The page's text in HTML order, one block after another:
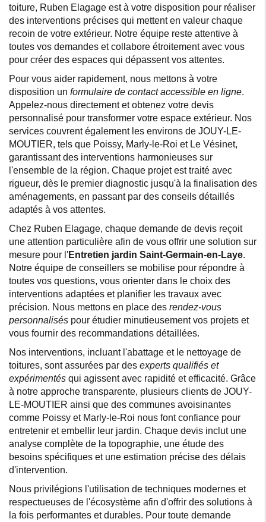
toiture, Ruben Elagage est à votre disposition pour réaliser
des interventions précises qui mettent en valeur chaque
recoin de votre extérieur. Notre équipe reste attentive à
toutes vos demandes et collabore étroitement avec vous
pour créer des espaces qui dépassent vos attentes.
Pour vous aider rapidement, nous mettons à votre
disposition un formulaire de contact accessible en ligne.
Appelez-nous directement et obtenez votre devis
personnalisé pour transformer votre espace extérieur. Nos
services couvrent également les environs de JOUY-LE-
MOUTIER, tels que Poissy, Marly-le-Roi et Le Vésinet,
garantissant des interventions harmonieuses sur
l'ensemble de la région. Chaque projet est traité avec
rigueur, dès le premier diagnostic jusqu'à la finalisation des
aménagements, en passant par des conseils détaillés
adaptés à vos attentes.
Chez Ruben Elagage, chaque demande de devis reçoit
une attention particulière afin de vous offrir une solution sur
mesure pour l'Entretien jardin Saint-Germain-en-Laye.
Notre équipe de conseillers se mobilise pour répondre à
toutes vos questions, vous orienter dans le choix des
interventions adaptées et planifier les travaux avec
précision. Nous mettons en place des rendez-vous
personnalisés pour étudier minutieusement vos projets et
vous fournir des recommandations détaillées.
Nos interventions, incluant l'abattage et le nettoyage de
toitures, sont assurées par des experts qualifiés et
expérimentés qui agissent avec rapidité et efficacité. Grâce
à notre approche transparente, plusieurs clients de JOUY-
LE-MOUTIER ainsi que des communes avoisinantes
comme Poissy et Marly-le-Roi nous font confiance pour
entretenir et embellir leur jardin. Chaque devis inclut une
analyse complète de la topographie, une étude des
besoins spécifiques et une estimation précise des délais
d'intervention.
Nous privilégions l'utilisation de techniques modernes et
respectueuses de l'écosystème afin d'offrir des solutions à
la fois performantes et durables. Pour toute demande